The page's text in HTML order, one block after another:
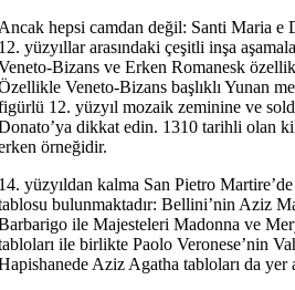
hepsi camdan değil: Santi Maria e
yüzyıllar arasındaki çeşitli inşa
Bizans ve Erken Romanesk
Veneto-Bizans başlıklı Yunan
12. yüzyıl mozaik zeminine ve
dikkat edin. 1310 tarihli olan
örneğidir.
yüzyıldan kalma San Pietro
bulunmaktadır: Bellini’nin Aziz
ile Majesteleri Madonna ve
ile birlikte Paolo Veronese’nin
Aziz Agatha tabloları da yer